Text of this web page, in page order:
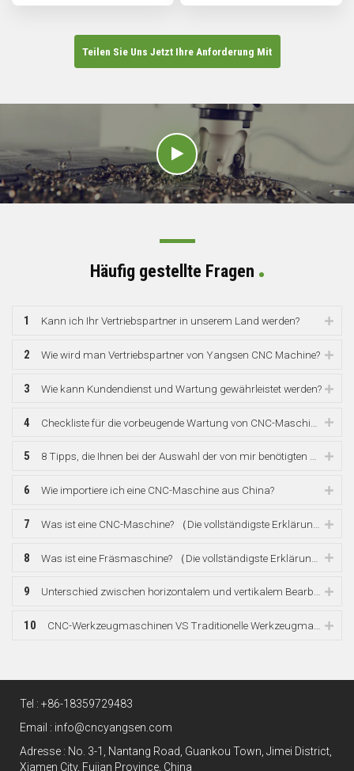
Teilen Sie Uns Jetzt Ihre Anforderung Mit
Häufig gestellte Fragen
1 Kann ich Ihr Vertriebspartner in unserem Land werden?
2 Wie wird man Vertriebspartner von Yangsen CNC Machine?
3 Wie kann Kundendienst und Wartung gewährleistet werden?
4 Checkliste für die vorbeugende Wartung von CNC-Maschinen
5 8 Tipps, die Ihnen bei der Auswahl der von mir benötigten CNC-Maschine helfen.
6 Wie importiere ich eine CNC-Maschine aus China?
7 Was ist eine CNC-Maschine? （Die vollständigste Erklärung）
8 Was ist eine Fräsmaschine? （Die vollständigste Erklärung）
9 Unterschied zwischen horizontalem und vertikalem Bearbeitungszentrum?
10 CNC-Werkzeugmaschinen VS Traditionelle Werkzeugmaschinen
Tel : +86-18359729483
Email : info@cncyangsen.com
Adresse : No. 3-1, Nantang Road, Guankou Town, Jimei District,
Xiamen City, Fujian Province, China